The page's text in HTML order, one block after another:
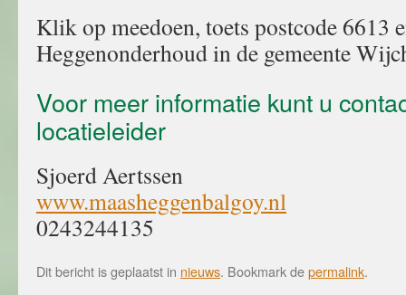
Klik op meedoen, toets postcode 6613
Heggenonderhoud in de gemeente
Voor meer informatie kunt u
locatieleider
Sjoerd Aertssen
www.maasheggenbalgoy.nl
0243244135
Dit bericht is geplaatst in nieuws. Bookmark depermalink.